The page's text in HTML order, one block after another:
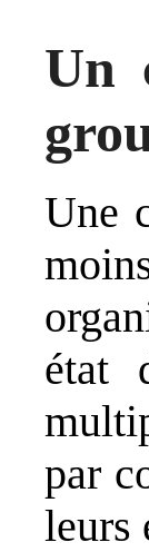
Un
Une
état
par
leurs